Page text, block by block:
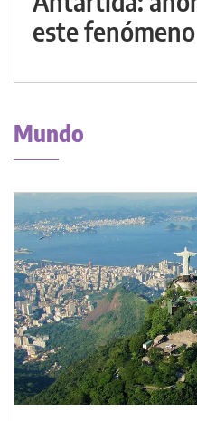
este
Mundo